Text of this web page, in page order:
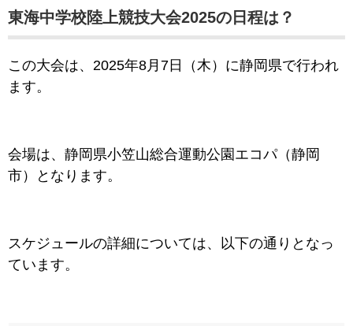
東海中学校陸上競技大会2025の日程は？
この大会は、 2025年8月7日（木）に静岡県で行われ
ます。
会場は、静岡県小笠山総合運動公園エコパ（静岡
市）となります。
スケジュールの詳細については、以下の通りとなっ
ています。